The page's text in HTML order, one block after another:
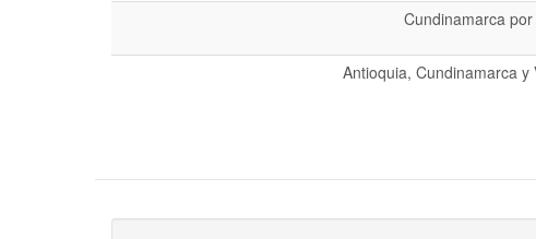
Cundinamarca
Antioquia, Cundinamarca